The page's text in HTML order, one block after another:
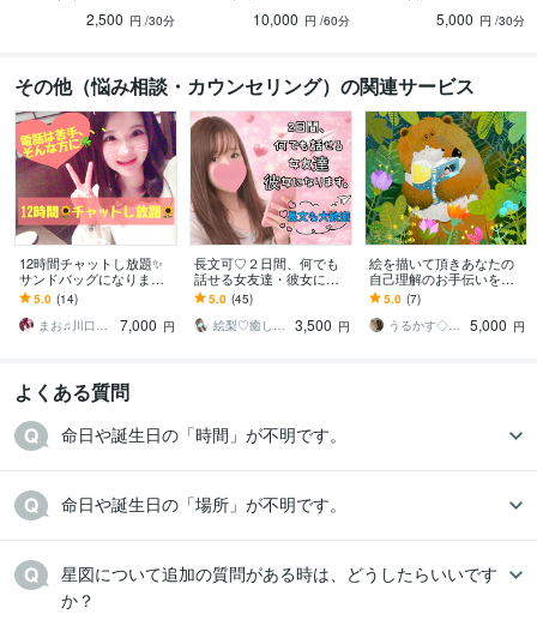
2,500 円 /30分 10,000 円 /60分
超販売✨特典つき
5,000 円 /30分
その他（悩み相談・カウンセリング）の関連サービス
12時間チャットし放題✨
サンドバッグになります
電話は苦手、、そんな方
に☘️秘密厳守㊙️女性も大
歓迎☘️
5.0 (14)
まお♫川口茉央♫
7,000 円
長文可♡２日間、何でも
話せる女友達・彼女にな
ります 回数無制限♡秘密
の話・LINE添削・恋愛相
談・悩み相談・管理
5.0 (45)
絵梨♡癒し系関西OL
3,500 円
絵を描いて頂きあなたの
自己理解のお手伝いを致
します 現役の公認心理士
がお手伝いさせて頂きま
す
5.0 (7)
うるかす◇公認心理士◇
5,000 円
よくある質問
命日や誕生日の「時間」が不明です。
命日や誕生日の「場所」が不明です。
星図について追加の質問がある時は、どうしたらいいです
か？